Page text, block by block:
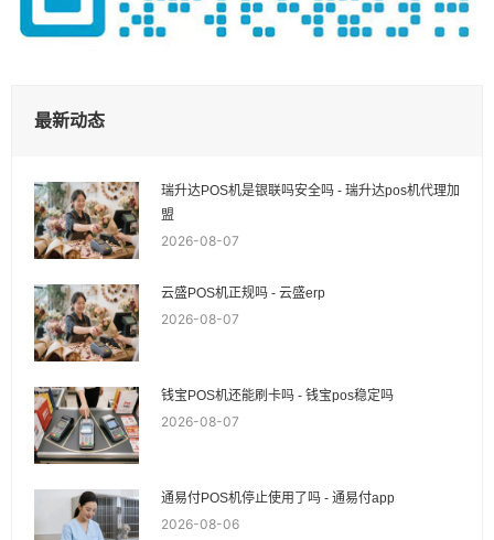
最新动态
瑞升达POS机是银联吗安全吗 - 瑞升达pos机代理加
盟
2026-08-07
云盛POS机正规吗 - 云盛erp
2026-08-07
钱宝POS机还能刷卡吗 - 钱宝pos稳定吗
2026-08-07
通易付POS机停止使用了吗 - 通易付app
2026-08-06